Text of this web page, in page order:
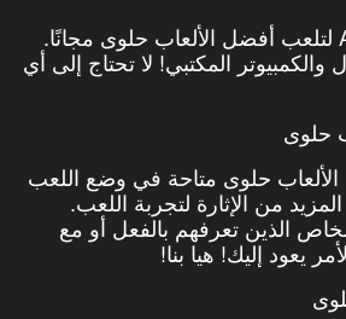
جرب AllWebGames لتلعب أفضل الألعاب حلوى مجانًا.
المكتبي! لا تحتاج إلى أي
حلوى
الألعاب حلوى متاحة في وضع اللعب
من الإثارة لتجربة اللعب.
الذين تعرفهم بالفعل أو مع
يعود إليك! هيا بنا!